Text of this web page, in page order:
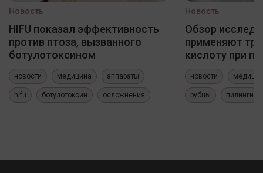
Новость
HIFU показал эффективность
против птоза, вызванного
ботулотоксином
новости медицина аппараты
hifu ботулотоксин осложнения
Новость
Обзор
применяют
кислоту при
новости
рубцы пилинги